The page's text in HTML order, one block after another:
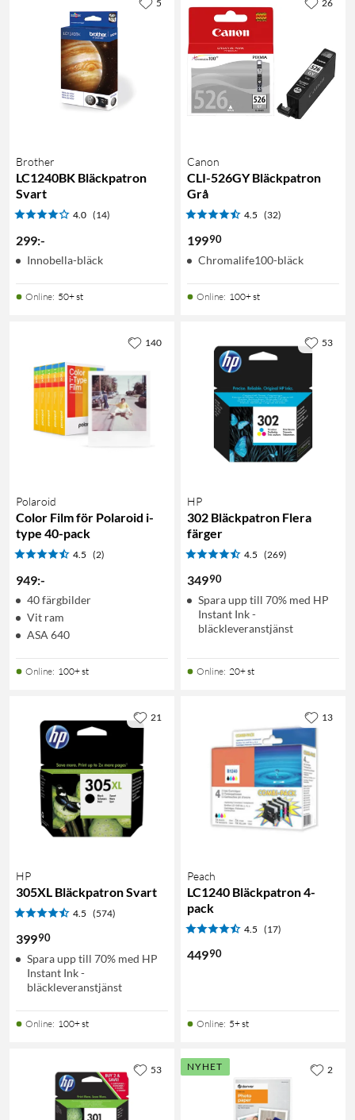
Brother
LC1240BK Bläckpatron
Svart
4.0 (14)
299:-
Innobella-bläck
Online: 50+ st
5
Canon
CLI-526GY Bläckpatron
Grå
4.5 (32)
19990
Chromalife100-bläck
Online: 100+ st
26
Polaroid
Color Film för Polaroid i-
type 40-pack
4.5 (2)
949:-
40 färgbilder
Vit ram
ASA 640
Online: 100+ st
140
HP
302 Bläckpatron Flera
färger
4.5 (269)
34990
Spara upp till 70% med HP
Instant Ink -
bläckleveranstjänst
Online: 20+ st
53
HP
305XL Bläckpatron Svart
4.5 (574)
39990
Spara upp till 70% med HP
Instant Ink -
bläckleveranstjänst
Online: 100+ st
21
Peach
LC1240 Bläckpatron 4-
pack
4.5 (17)
44990
Online: 5+ st
13
53 NYHET 2